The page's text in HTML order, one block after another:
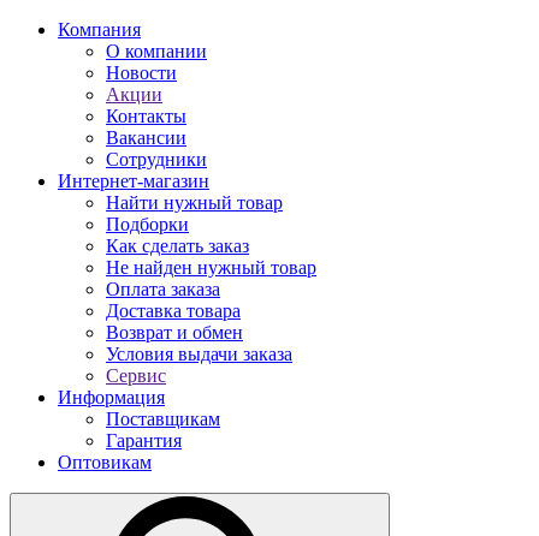
Компания
О компании
Новости
Акции
Контакты
Вакансии
Сотрудники
Интернет-магазин
Найти нужный товар
Подборки
Как сделать заказ
Не найден нужный товар
Оплата заказа
Доставка товара
Возврат и обмен
Условия выдачи заказа
Сервис
Информация
Поставщикам
Гарантия
Оптовикам